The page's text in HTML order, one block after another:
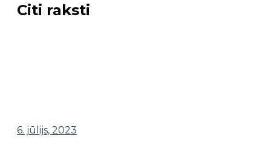
Citi raksti
6. jūlijs, 2023